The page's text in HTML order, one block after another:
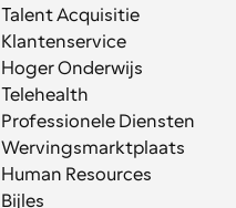
Talent Acquisitie
Klantenservice
Hoger Onderwijs
Telehealth
Professionele Diensten
Wervingsmarktplaats
Human Resources
Bijles